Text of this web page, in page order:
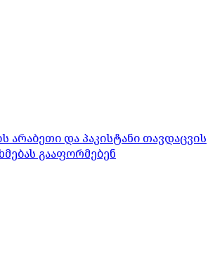
არაბეთი და პაკისტანი თავდაცვის
გააფორმებენ